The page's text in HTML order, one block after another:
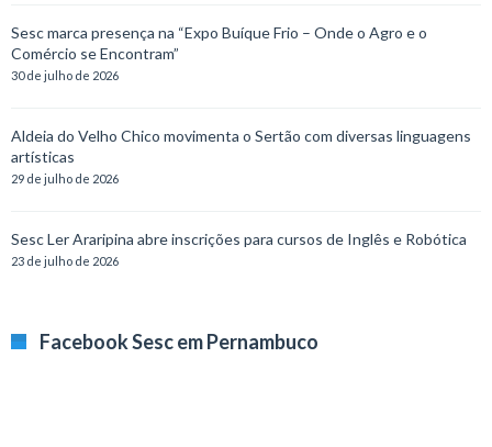
Sesc marca presença na “Expo Buíque Frio – Onde o Agro e o
Comércio se Encontram”
30 de julho de 2026
Aldeia do Velho Chico movimenta o Sertão com diversas linguagens
artísticas
29 de julho de 2026
Sesc Ler Araripina abre inscrições para cursos de Inglês e Robótica
23 de julho de 2026
Facebook Sesc em Pernambuco